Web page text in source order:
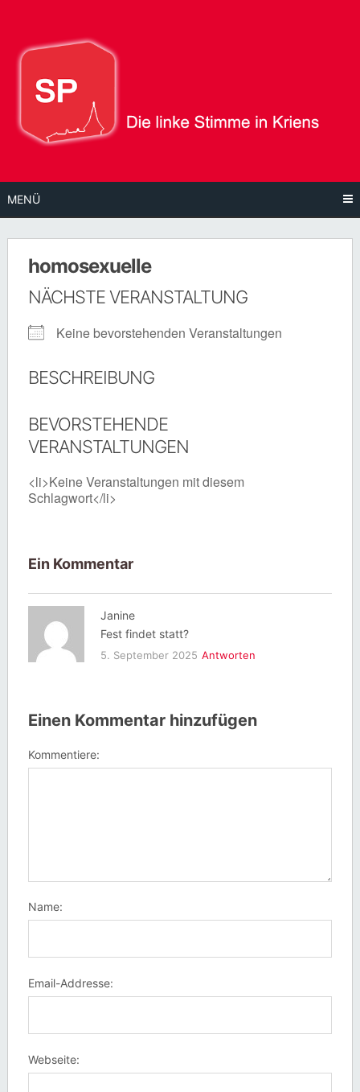
Inhalt
MENÜ
homosexuelle
NÄCHSTE VERANSTALTUNG
Keine bevorstehenden Veranstaltungen
BESCHREIBUNG
BEVORSTEHENDE
VERANSTALTUNGEN
<li>Keine Veranstaltungen mit diesem
Schlagwort</li>
Ein Kommentar
Janine
Fest findet statt?
5. September 2025 Antworten
Einen Kommentar hinzufügen
Kommentiere:
Name:
Email-Addresse:
Webseite: